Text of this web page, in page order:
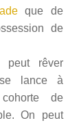
que de
de
peut rêver
lance à
de
On peut